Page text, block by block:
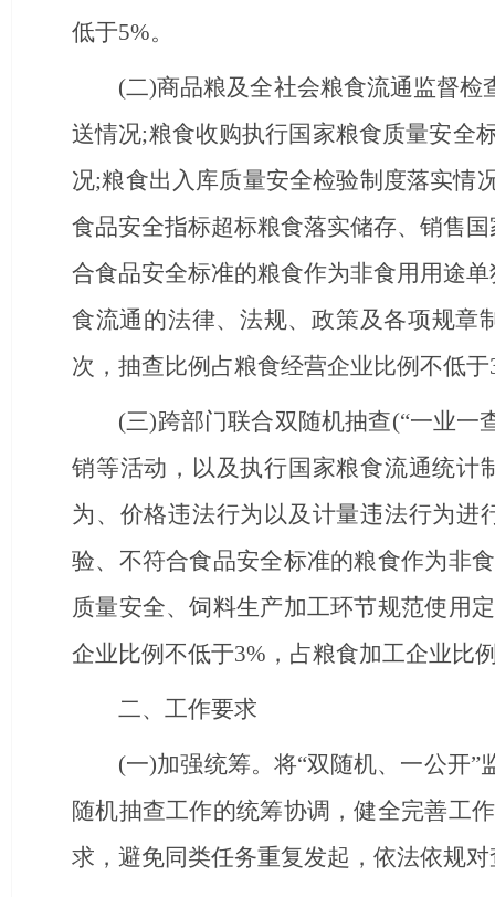
低于5%。
(二)商品粮及全社会粮食流通监督检
送情况;粮食收购执行国家粮食质量安全
况;粮食出入库质量安全检验制度落实情
食品安全指标超标粮食落实储存、销售
合食品安全标准的粮食作为非食用用途
食流通的法律、法规、政策及各项规章
次，抽查比例占粮食经营企业比例不低于
(三)跨部门联合双随机抽查(“一业一
销等活动，以及执行国家粮食流通统计
为、价格违法行为以及计量违法行为
验、不符合食品安全标准的粮食作为非
质量安全、饲料生产加工环节规范使用
企业比例不低于3%，占粮食加工企业比
二、工作要求
(一)加强统筹。 将“双随机、一公开”
随机抽查工作的统筹协调，健全完善工
求， 避免同类任务重复发起， 依法依规